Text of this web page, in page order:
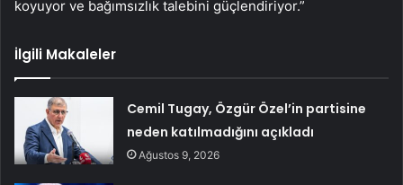
koyuyor ve bağımsızlık talebini güçlendiriyor.”
İlgili Makaleler
Cemil Tugay, Özgür Özel’in partisine
neden katılmadığını açıkladı
Ağustos 9, 2026